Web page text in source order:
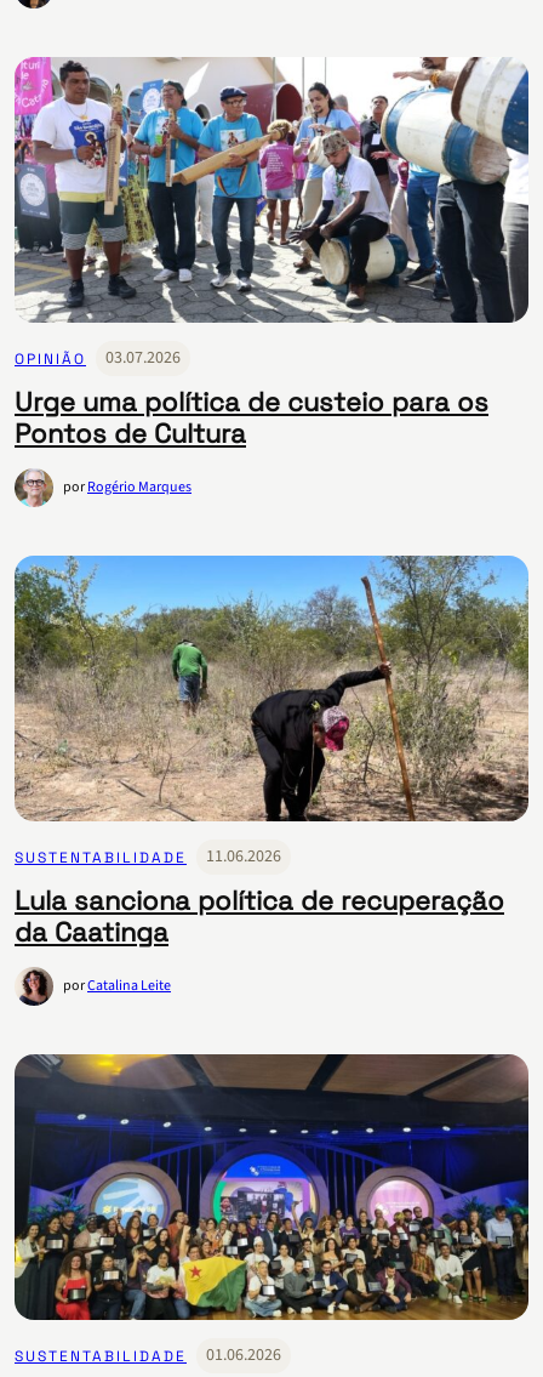
OPINIÃO 03.07.2026
Urge uma política de custeio para os
Pontos de Cultura
porRogério Marques
SUSTENTABILIDADE 11.06.2026
Lula sanciona política de recuperação
da Caatinga
porCatalina Leite
SUSTENTABILIDADE 01.06.2026